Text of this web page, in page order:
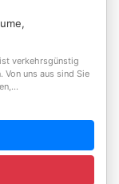
verkehrsgünstig
uns aus sind Sie